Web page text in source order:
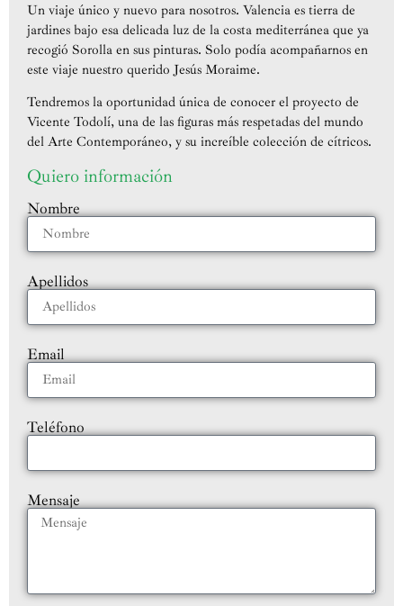
Un viaje único y nuevo para nosotros. Valencia es tierra de
jardines bajo esa delicada luz de la costa mediterránea que ya
recogió Sorolla en sus pinturas. Solo podía acompañarnos en
este viaje nuestro querido Jesús Moraime.
Tendremos la oportunidad única de conocer el proyecto de
Vicente Todolí, una de las figuras más respetadas del mundo
del Arte Contemporáneo, y su increíble colección de cítricos.
Quiero información
Nombre
Apellidos
Email
Teléfono
Mensaje